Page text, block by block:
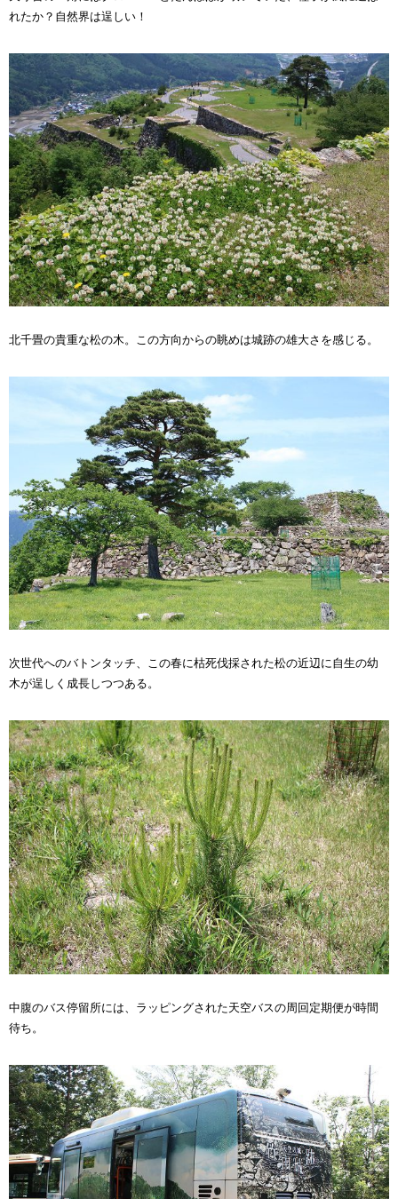
れたか？自然界は逞しい！
北千畳の貴重な松の木。この方向からの眺めは城跡の雄大さを感じる。
次世代へのバトンタッチ、この春に枯死伐採された松の近辺に自生の幼
木が逞しく成長しつつある。
中腹のバス停留所には、ラッピングされた天空バスの周回定期便が時間
待ち。